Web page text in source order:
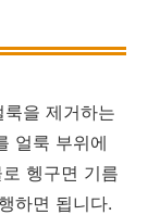
을 제거하는
얼룩 부위에
헹구면 기름
하면 됩니다.